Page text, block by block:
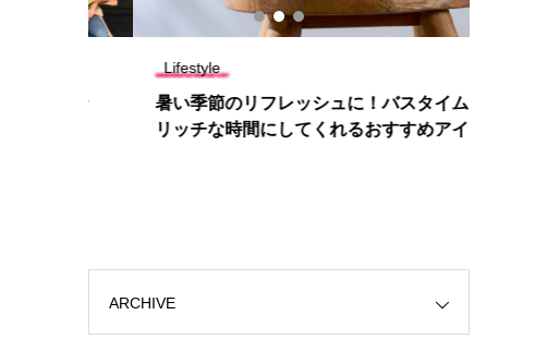
Lifestyle
暑い季節のリフレッシュに！バスタイムを
リッチな時間にしてくれるおすすめアイテ
ARCHIVE